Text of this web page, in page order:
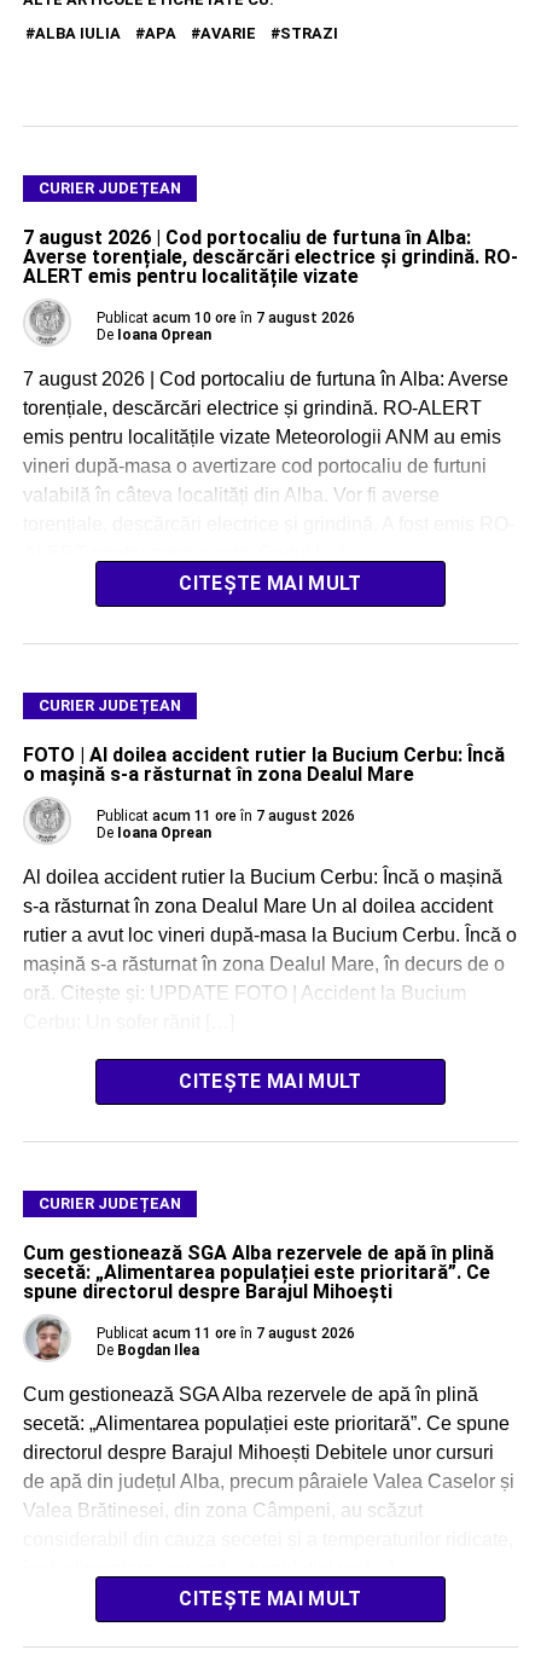
ALBA IULIA
APA AVARIE STRAZI
CURIER JUDEȚEAN
7 august 2026 | Cod portocaliu de furtuna în Alba:
Averse torențiale, descărcări electrice și grindină. RO-
ALERT emis pentru localitățile vizate
Publicat acum 10 ore în 7 august 2026
De Ioana Oprean
7 august 2026 | Cod portocaliu de furtuna în Alba: Averse
torențiale, descărcări electrice și grindină. RO-ALERT
emis pentru localitățile vizate Meteorologii ANM au emis
vineri după-masa o avertizare cod portocaliu de furtuni
valabilă în câteva localități din Alba. Vor fi averse
CITEȘTE MAI MULT
CURIER JUDEȚEAN
FOTO | Al doilea accident rutier la Bucium Cerbu: Încă
o mașină s-a răsturnat în zona Dealul Mare
Publicat acum 11 ore în 7 august 2026
De Ioana Oprean
Al doilea accident rutier la Bucium Cerbu: Încă o mașină
s-a răsturnat în zona Dealul Mare Un al doilea accident
rutier a avut loc vineri după-masa la Bucium Cerbu. Încă o
mașină s-a răsturnat în zona Dealul Mare, în decurs de o
oră. Citește și: UPDATE FOTO | Accident la Bucium
CITEȘTE MAI MULT
CURIER JUDEȚEAN
Cum gestionează SGA Alba rezervele de apă în plină
secetă: „Alimentarea populației este prioritară”. Ce
spune directorul despre Barajul Mihoești
Publicat acum 11 ore în 7 august 2026
De Bogdan Ilea
Cum gestionează SGA Alba rezervele de apă în plină
secetă: „Alimentarea populației este prioritară”. Ce spune
directorul despre Barajul Mihoești Debitele unor cursuri
de apă din județul Alba, precum pâraiele Valea Caselor și
Valea Brătinesei, din zona Câmpeni, au scăzut
CITEȘTE MAI MULT